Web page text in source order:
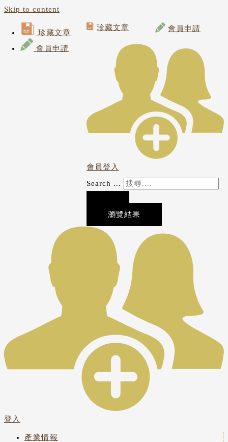
Skip to content
珍藏文章 會員申請
會員登入
Search ...
瀏覽結果
珍藏文章
會員申請
登入
產業情報